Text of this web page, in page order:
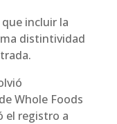
incluir la
distintividad
Whole Foods
el registro a